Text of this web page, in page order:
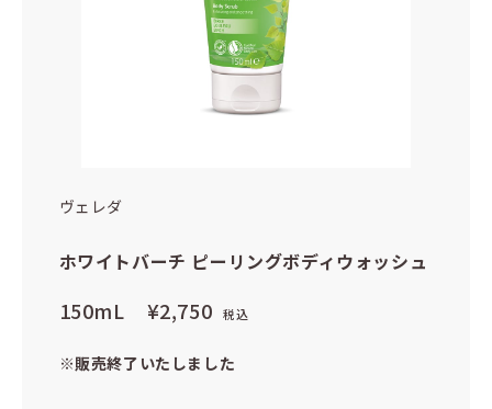
ヴェレダ
ホワイトバーチ ピーリングボディウォッシュ
150mL ¥2,750 税込
※販売終了いたしました